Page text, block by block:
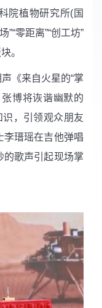
院植物研究所( 国
”“零距离”“创工坊”
。
《来自火星的“掌
博将诙谐幽默的
识，引领观众朋友
李瑨瑶在吉他弹唱
的歌声引起现场掌